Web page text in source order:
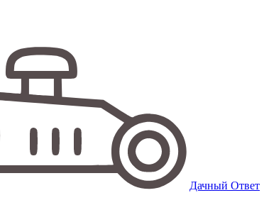
Дачный Ответ